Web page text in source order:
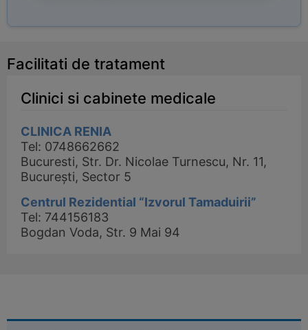
Facilitati de tratament
Clinici si cabinete medicale
CLINICA RENIA
Tel: 0748662662
Bucuresti, Str. Dr. Nicolae Turnescu, Nr. 11,
București, Sector 5
Centrul Rezidential “Izvorul Tamaduirii”
Tel: 744156183
Bogdan Voda, Str. 9 Mai 94